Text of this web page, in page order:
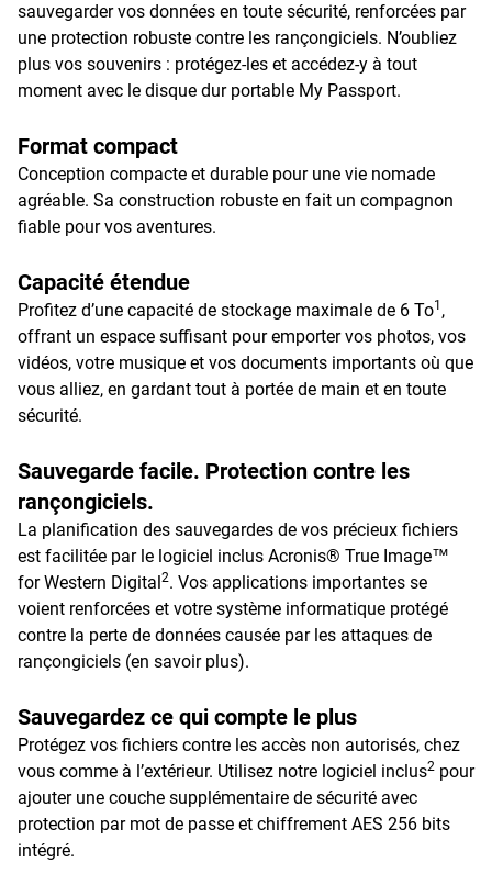
sauvegarder vos données en toute sécurité, renforcées par
une protection robuste contre les rançongiciels. N’oubliez
plus vos souvenirs : protégez-les et accédez-y à tout
moment avec le disque dur portable My Passport.
Format compact
Conception compacte et durable pour une vie nomade
agréable. Sa construction robuste en fait un compagnon
fiable pour vos aventures.
Capacité étendue
Profitez d’une capacité de stockage maximale de 6 To1 ,
offrant un espace suffisant pour emporter vos photos, vos
vidéos, votre musique et vos documents importants où que
vous alliez, en gardant tout à portée de main et en toute
sécurité.
Sauvegarde facile. Protection contre les
rançongiciels.
La planification des sauvegardes de vos précieux fichiers
est facilitée par le logiciel inclus Acronis® True Image™
for Western Digital2. Vos applications importantes se
voient renforcées et votre système informatique protégé
contre la perte de données causée par les attaques de
rançongiciels (en savoir plus).
Sauvegardez ce qui compte le plus
Protégez vos fichiers contre les accès non autorisés, chez
vous comme à l’extérieur. Utilisez notre logiciel inclus2 pour
ajouter une couche supplémentaire de sécurité avec
protection par mot de passe et chiffrement AES 256 bits
intégré.